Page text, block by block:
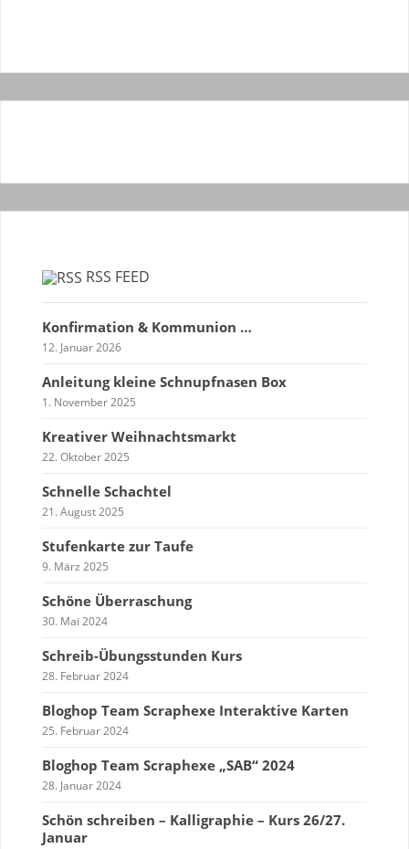
RSS FEED
Konfirmation & Kommunion …
12. Januar 2026
Anleitung kleine Schnupfnasen Box
1. November 2025
Kreativer Weihnachtsmarkt
22. Oktober 2025
Schnelle Schachtel
21. August 2025
Stufenkarte zur Taufe
9. März 2025
Schöne Überraschung
30. Mai 2024
Schreib-Übungsstunden Kurs
28. Februar 2024
Bloghop Team Scraphexe Interaktive Karten
25. Februar 2024
Bloghop Team Scraphexe „SAB“ 2024
28. Januar 2024
Schön schreiben – Kalligraphie – Kurs 26/27.
Januar